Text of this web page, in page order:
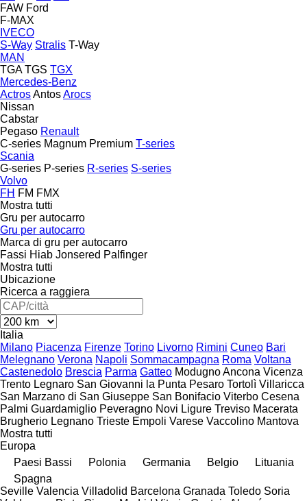
FAW Ford
F-MAX
IVECO
S-Way Stralis T-Way
MAN
TGA TGS TGX
Mercedes-Benz
ActrosAntosArocs
Nissan
Cabstar
Pegaso Renault
C-series Magnum Premium T-series
Scania
G-series P-series R-series S-series
Volvo
FH FM FMX
Mostra tutti
Gru per autocarro
Gru per autocarro
Marca di gru per autocarro
Fassi Hiab Jonsered Palfinger
Mostra tutti
Ubicazione
Ricerca a raggiera
Italia
Milano Piacenza Firenze Torino Livorno Rimini Cuneo Bari
Melegnano Verona Napoli Sommacampagna Roma Voltana
Castenedolo Brescia Parma Gatteo ModugnoAncona Vicenza
Trento Legnaro San Giovanni la Punta Pesaro Tortolì Villaricca
San Marzano di San Giuseppe San Bonifacio Viterbo Cesena
Palmi Guardamiglio Peveragno Novi Ligure Treviso Macerata
Brugherio Legnano Trieste Empoli Varese Vaccolino Mantova
Mostra tutti
Europa
Paesi Bassi
Polonia Germania Belgio
Lituania
Spagna
Seville Valencia Villadolid Barcelona Granada Toledo Soria